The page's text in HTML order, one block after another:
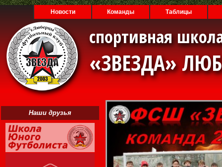
Новости Команды Таблицы
спортивная
«ЗВЕЗДА»
Наши друзья